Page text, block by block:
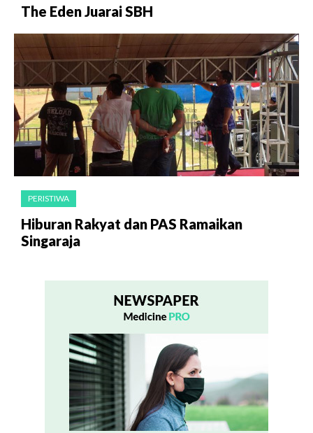
The Eden Juarai SBH
PERISTIWA
Hiburan Rakyat dan PAS Ramaikan
Singaraja